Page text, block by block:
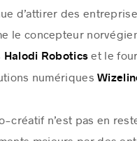
d’attirer des
le concepteur
Halodi Robotics et le
numériques
créatif n’est pas en